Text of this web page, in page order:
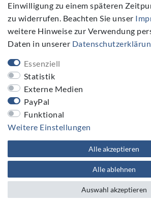
E-MAIL **
Newsletter
Honig
Hiermit bestätige ich, dass ich die
gelesen habe. Meine Einwilligung kann ich
** Hierbei handelt es
Einwilligung zu einem späteren
zu widerrufen. Beachten Sie unser
weitere Hinweise zur Verwendung
Daten in unserer
Essenziell
Statistik
Externe Medien
PayPal
Funktional
Weitere Einstellungen
Alle akzeptieren
Alle ablehnen
Auswahl akzeptieren
Plenty Lions